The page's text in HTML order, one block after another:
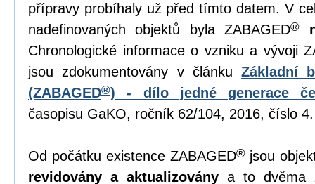
přípravy probíhaly už před tímto datem. V
nadefinovaných objektů byla ZABAGED®
Chronologické informace o vzniku a vývoji
jsou zdokumentovány v článkuZákladní
(ZABAGED®) - dílo jedné generace
časopisu GaKO, ročník 62/104, 2016, číslo 4.
Od počátku existence ZABAGED®jsou
revidovány a aktualizovány a to dvěma